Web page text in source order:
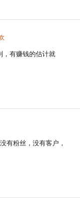
，有赚钱的估计就
有粉丝，没有客户，